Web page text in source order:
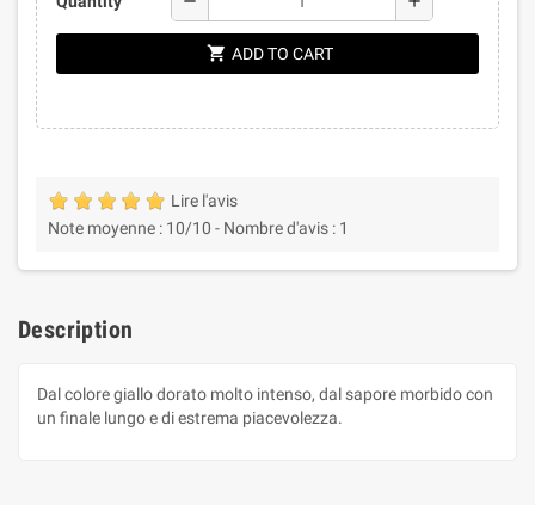
shopping_cart ADD TO CART
Lire l'avis
Note moyenne : 10/10 - Nombre d'avis : 1
Description
Dal colore giallo dorato molto intenso, dal sapore morbido con
un finale lungo e di estrema piacevolezza.